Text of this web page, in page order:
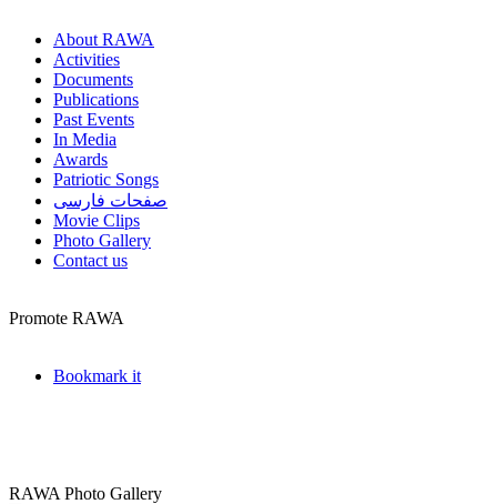
About RAWA
Activities
Documents
Publications
Past Events
In Media
Awards
Patriotic Songs
صفحات فارسی
Movie Clips
Photo Gallery
Contact us
Promote RAWA
Bookmark it
RAWA Photo Gallery